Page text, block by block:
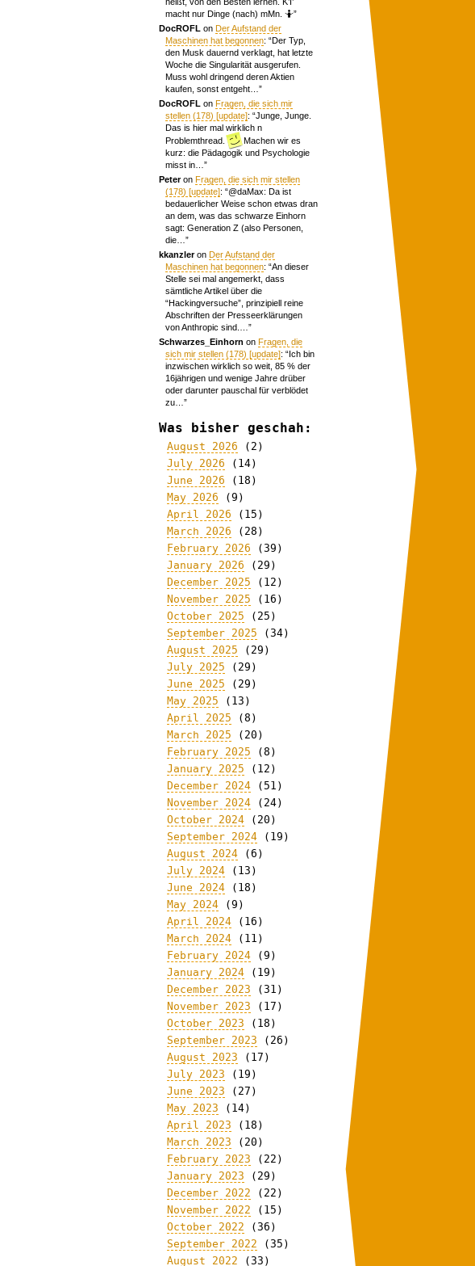
macht nur Dinge (nach) mMn. 🤷”
DocROFL onDer Aufstand der
Maschinen hat begonnen: “Der Typ,
den Musk dauernd verklagt, hat letzte
Woche die Singularität ausgerufen.
Muss wohl dringend deren Aktien
kaufen, sonst entgeht… ”
DocROFL onFragen, die sich mir
stellen (178) [update]: “Junge, Junge.
Das is hier mal wirklich n
Problemthread.
Machen wir es
kurz: die Pädagogik und Psychologie
misst in… ”
PeteronFragen, die sich mir stellen
(178) [update]: “@daMax: Da ist
bedauerlicher Weise schon etwas dran
an dem, was das schwarze Einhorn
sagt: Generation Z (also Personen,
die… ”
kkanzleronDer Aufstand der
Maschinen hat begonnen: “An dieser
Stelle sei mal angemerkt, dass
sämtliche Artikel über die
“Hackingversuche”, prinzipiell reine
Abschriften der Presseerklärungen
von Anthropic sind.… ”
Schwarzes_Einhorn onFragen, die
sich mir stellen (178) [update]: “Ich bin
inzwischen wirklich so weit, 85 % der
16jährigen und wenige Jahre drüber
oder darunter pauschal für verblödet
zu… ”
Was bisher geschah:
August 2026 (2)
July 2026 (14)
June 2026 (18)
May 2026 (9)
April 2026 (15)
March 2026 (28)
February 2026 (39)
January 2026 (29)
December 2025 (12)
November 2025 (16)
October 2025 (25)
September 2025 (34)
August 2025 (29)
July 2025 (29)
June 2025 (29)
May 2025 (13)
April 2025 (8)
March 2025 (20)
February 2025 (8)
January 2025 (12)
December 2024 (51)
November 2024 (24)
October 2024 (20)
September 2024 (19)
August 2024 (6)
July 2024 (13)
June 2024 (18)
May 2024 (9)
April 2024 (16)
March 2024 (11)
February 2024 (9)
January 2024 (19)
December 2023 (31)
November 2023 (17)
October 2023 (18)
September 2023 (26)
August 2023 (17)
July 2023 (19)
June 2023 (27)
May 2023 (14)
April 2023 (18)
March 2023 (20)
February 2023 (22)
January 2023 (29)
December 2022 (22)
November 2022 (15)
October 2022 (36)
September 2022 (35)
August 2022 (33)